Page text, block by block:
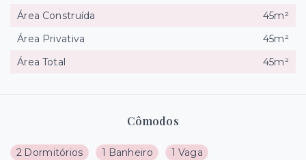
Cômodos
2 Dormitórios 1 Banheiro
1 Vaga
Área Construída
45m²
Área Privativa
45m²
Área Total
45m²